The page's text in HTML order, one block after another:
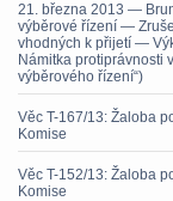
21. března 2013 —
výběrové řízení —
vhodných k přijetí —
Námitka protiprávnosti
výběrového řízení“)
Věc T-167/13: Žaloba
Komise
Věc T-152/13: Žaloba
Komise